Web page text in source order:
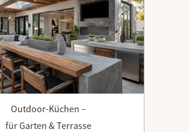
Outdoor-Küchen –
für Garten & Terrasse